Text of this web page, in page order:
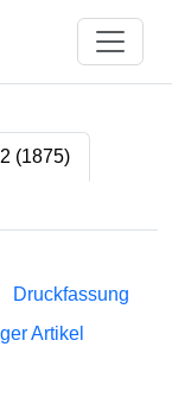
2 (1875)
Artikel